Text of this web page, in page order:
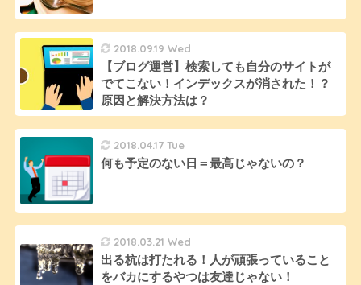
2018.09.19 Wed
【ブログ運営】検索しても自分のサイトが
でてこない！インデックスが消された！？
原因と解決方法は？
2018.04.17 Tue
何も予定のない日＝最高じゃないの？
2018.03.21 Wed
出る杭は打たれる！人が頑張っていること
をバカにするやつは友達じゃない！